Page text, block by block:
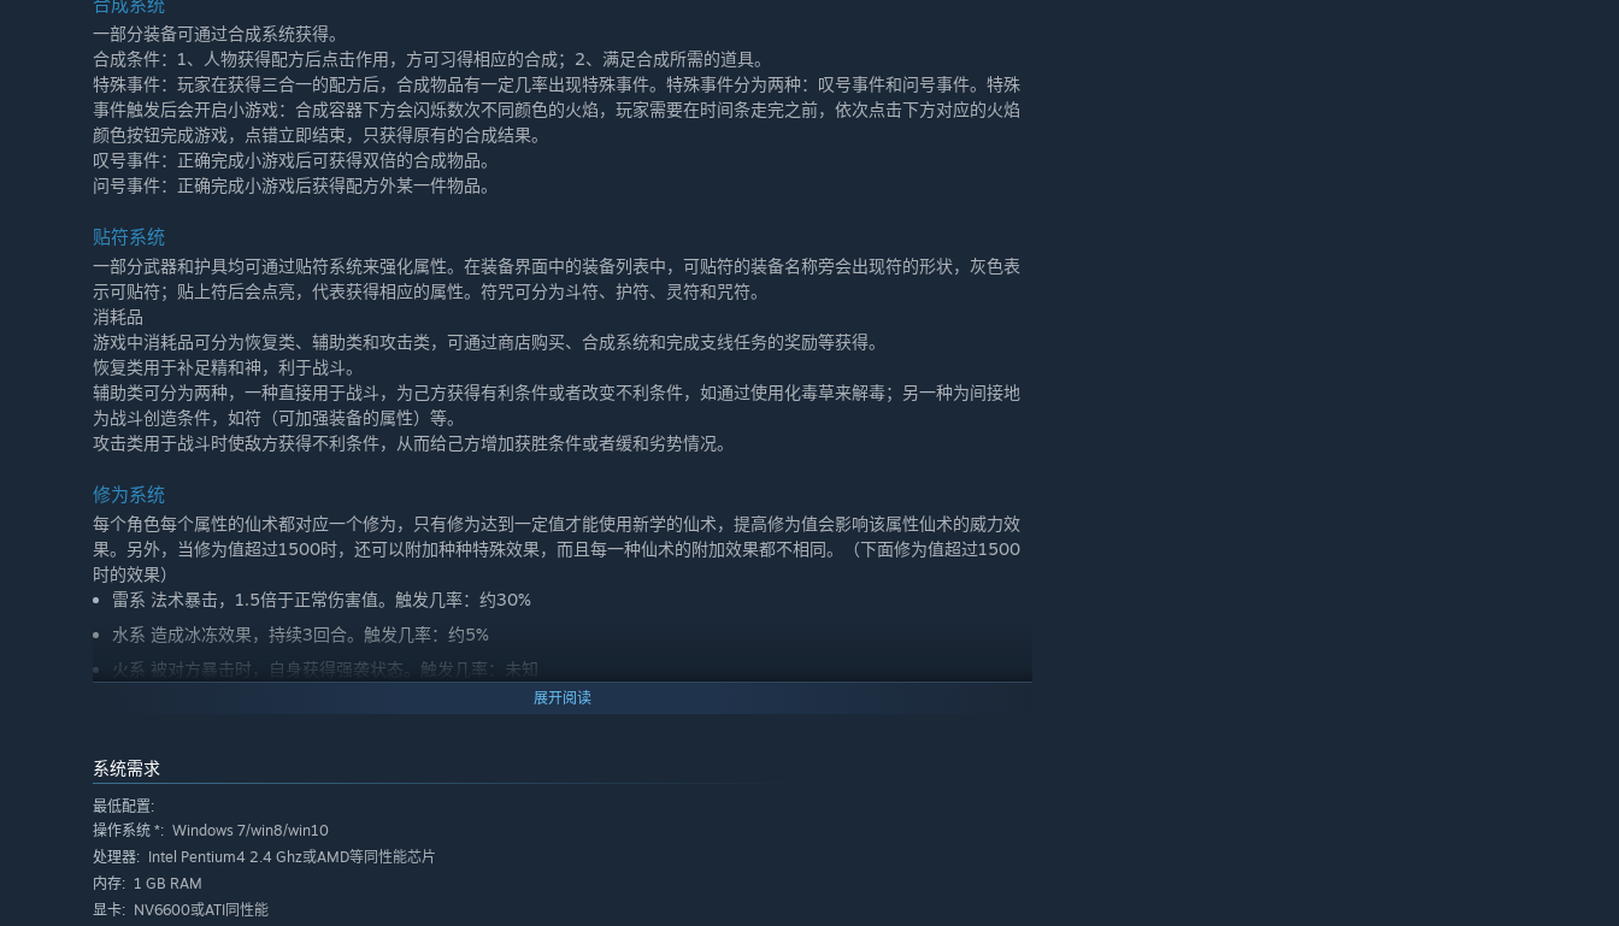
一部分装备可通过合成系统获得。
合成条件：1、人物获得配方后点击作用，方可习得相应的合成；2、满足合成所需的道具。
特殊事件：玩家在获得三合一的配方后，合成物品有一定几率出现特殊事件。特殊事件分为两种：叹号事件和问号事件。特殊
事件触发后会开启小游戏：合成容器下方会闪烁数次不同颜色的火焰，玩家需要在时间条走完之前，依次点击下方对应的火焰
颜色按钮完成游戏，点错立即结束，只获得原有的合成结果。
叹号事件：正确完成小游戏后可获得双倍的合成物品。
问号事件：正确完成小游戏后获得配方外某一件物品。
贴符系统
一部分武器和护具均可通过贴符系统来强化属性。在装备界面中的装备列表中，可贴符的装备名称旁会出现符的形状，灰色表
示可贴符；贴上符后会点亮，代表获得相应的属性。符咒可分为斗符、护符、灵符和咒符。
消耗品
游戏中消耗品可分为恢复类、辅助类和攻击类，可通过商店购买、合成系统和完成支线任务的奖励等获得。
恢复类用于补足精和神，利于战斗。
辅助类可分为两种，一种直接用于战斗，为己方获得有利条件或者改变不利条件，如通过使用化毒草来解毒；另一种为间接地
为战斗创造条件，如符（可加强装备的属性）等。
攻击类用于战斗时使敌方获得不利条件，从而给己方增加获胜条件或者缓和劣势情况。
修为系统
每个角色每个属性的仙术都对应一个修为，只有修为达到一定值才能使用新学的仙术，提高修为值会影响该属性仙术的威力效
果。另外，当修为值超过1500时，还可以附加种种特殊效果，而且每一种仙术的附加效果都不相同。（下面修为值超过1500
时的效果）
雷系 法术暴击，1.5倍于正常伤害值。触发几率：约30%
水系 造成冰冻效果，持续3回合。触发几率：约5%
火系 被对方暴击时，自身获得强袭状态。触发几率：未知
土系 被动效果，进入濒死状态时，自动获得坚盾状态，持续5回合。触发几率：约80%
阴系 被动效果，轮到自身行动时，自动清除所有不利状态。触发几率：约80%
风系 法术秒杀，一次造成9999伤害，对土属性怪物可能无效。触发几率：约5%
封印系统
封印技能是姜云凡专属技能，单击“封”，然后选中目标，可封印敌人。封印成功后，封印状态下打死敌人可获得相应“符”。封印
有一定几率可获得，特殊属性的敌人不能被封印。
展开阅读
系统需求
最低配置:
操作系统 *: Windows 7/win8/win10
处理器: Intel Pentium4 2.4 Ghz或AMD等同性能芯片
内存: 1 GB RAM
显卡: NV6600或ATI同性能